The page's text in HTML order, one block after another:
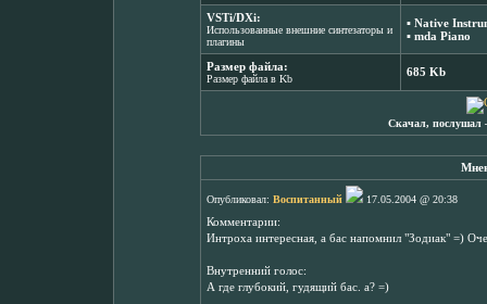
VSTi/DXi:
Использованные внешние синтезаторы и
плагины
▪ Native
▪ mda Piano
Размер файла:
Размер файла в Kb
685 Kb
Скачал, послушал
Опубликовал: Воспитанный
17.05.2004 @ 20:38
Комментарии:
Интроха интересная, а бас напомнил "Зодиак" =)
Внутренний голос:
А где глубокий, гудящий бас. а? =)